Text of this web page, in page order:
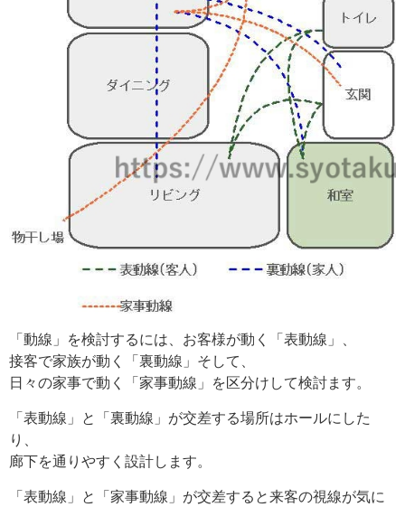
「動線」を検討するには、お客様が動く「表動線」、
接客で家族が動く「裏動線」そして、
日々の家事で動く「家事動線」を区分けして検討ます。
「表動線」と「裏動線」が交差する場所はホールにした
り、
廊下を通りやすく設計します。
「表動線」と「家事動線」が交差すると来客の視線が気に